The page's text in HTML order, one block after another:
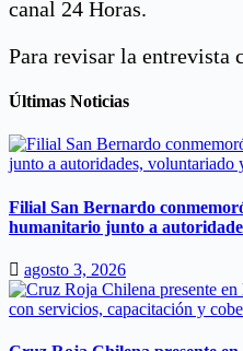
canal 24 Horas.
Para revisar la entrevista
Últimas Noticias
Filial San Bernardo
humanitario junto a
agosto 3, 2026